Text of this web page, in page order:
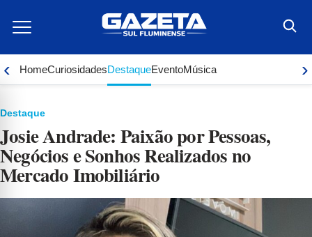
para
conteúdo
‹ HomeCuriosidadesDestaqueEventoMúsica ›
Destaque
Josie Andrade: Paixão por Pessoas,
Negócios e Sonhos Realizados no
Mercado Imobiliário